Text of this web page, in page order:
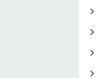
>
>
>
>